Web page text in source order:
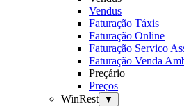
Vendus
Faturação Táxis
Faturação Online
Faturação Servico
Faturação Venda
Preçário
Preços
WinRest
▼